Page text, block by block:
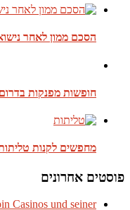
הסכם ממון לאחר
חופשות מפנקות
מחפשים לקנות
פוסטים אחרונים
Casinos und seiner